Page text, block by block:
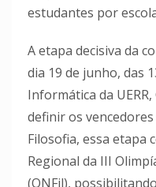
estudantes por
A etapa decisiva da
dia 19 de junho, das
Informática da
definir os
Filosofia, essa etapa
Regional da III
(ONFil),